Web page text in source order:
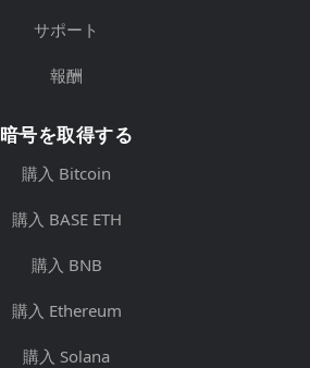
サポート
報酬
暗号を取得する
購入 Bitcoin
購入 BASE ETH
購入 BNB
購入 Ethereum
購入 Solana